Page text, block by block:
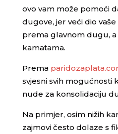
ovo vam može pomoći
dugove, jer veći dio
prema glavnom dugu,
kamatama.
Prema
svjesni svih mogućnosti
nude za konsolidaciju
Na primjer, osim nižih
zajmovi često dolaze s